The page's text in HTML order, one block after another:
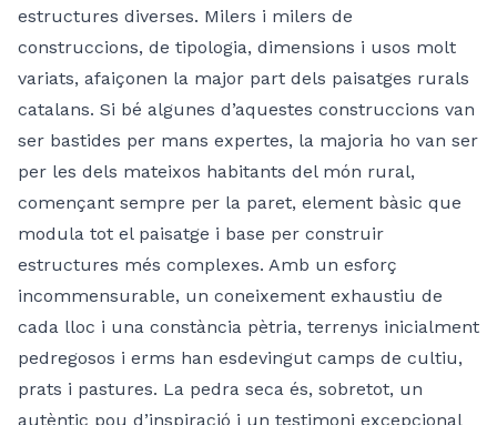
estructures diverses. Milers i milers de
construccions, de tipologia, dimensions i usos molt
variats, afaiçonen la major part dels paisatges rurals
catalans. Si bé algunes d’aquestes construccions van
ser bastides per mans expertes, la majoria ho van ser
per les dels mateixos habitants del món rural,
començant sempre per la paret, element bàsic que
modula tot el paisatge i base per construir
estructures més complexes. Amb un esforç
incommensurable, un coneixement exhaustiu de
cada lloc i una constància pètria, terrenys inicialment
pedregosos i erms han esdevingut camps de cultiu,
prats i pastures. La pedra seca és, sobretot, un
autèntic pou d’inspiració i un testimoni excepcional